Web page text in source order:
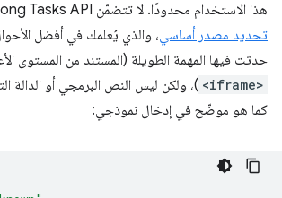
هذا الاستخدام محدودًا. لا تتضمّن Long Tasks API سوى
تحديد مصدر أساسي، والذي يُعلمك في أفضل
حدثت فيها المهمة الطويلة (المستند من المستوى
<iframe> )، ولكن ليس النص البرمجي أو الدالة
كما هو موضّح في إدخال نموذجي: